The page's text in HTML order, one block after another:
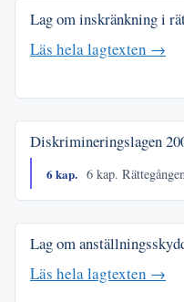
Lag om inskränkning i
Läs hela lagtexten →
Diskrimineringslagen
6 kap. 6 kap. Rättegången
Lag om
Läs hela lagtexten →